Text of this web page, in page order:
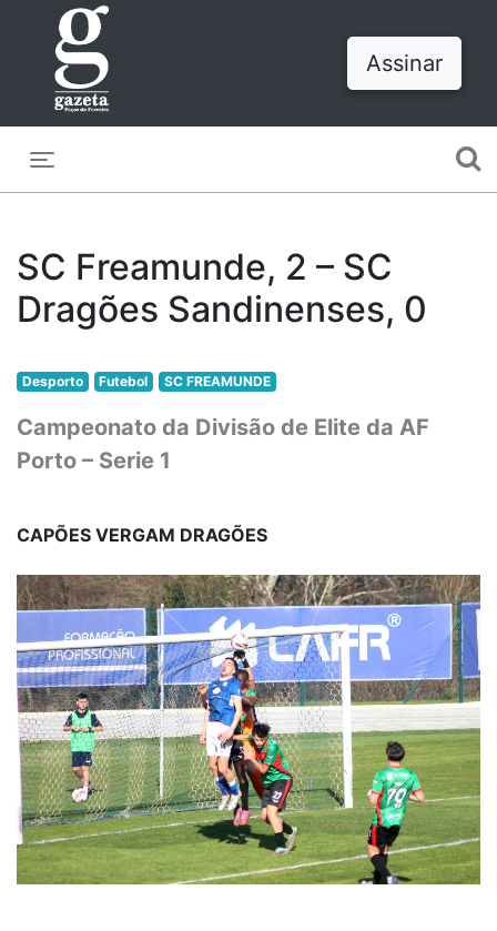
Assinar
SC Freamunde, 2 – SC
Dragões Sandinenses, 0
Desporto Futebol SC FREAMUNDE
Campeonato da Divisão de Elite da AF
Porto – Serie 1
CAPÕES VERGAM DRAGÕES